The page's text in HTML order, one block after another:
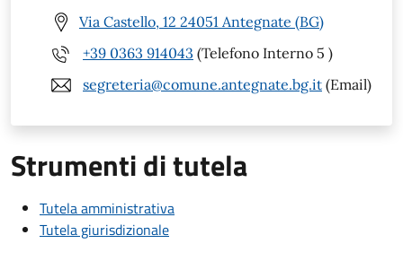
Via Castello, 12 24051 Antegnate (BG)
+39 0363 914043 (Telefono Interno 5 )
segreteria@comune.antegnate.bg.it (Email)
Strumenti di tutela
Tutela amministrativa
Tutela giurisdizionale